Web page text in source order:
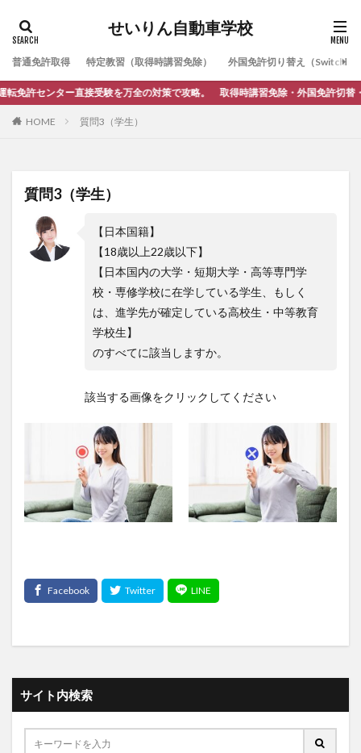
せいりん自動車学校
普通免許取得 特定教習（取得時講習免除） 外国免許切り替え（Switching
ー直接受験を万全の対策で攻略。 取得時講習免除・外国免許切替・ペーパー
HOME 質問3（学生）
質問3（学生）
【日本国籍】
【18歳以上22歳以下】
【日本国内の大学・短期大学・高等専門学
校・専修学校に在学している学生、もしく
は、進学先が確定している高校生・中等教育
学校生】
のすべてに該当しますか。
該当する画像をクリックしてください
サイト内検索